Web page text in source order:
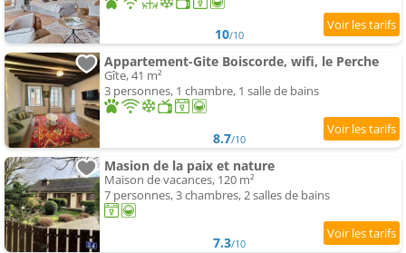
10/10
Appartement-Gite Boiscorde, wifi, le Perche
Gîte, 41 m²
3 personnes, 1 chambre, 1 salle de bains
8.7/10
Masion de la paix et nature
Maison de vacances, 120 m²
7 personnes, 3 chambres, 2 salles de bains
7.3/10